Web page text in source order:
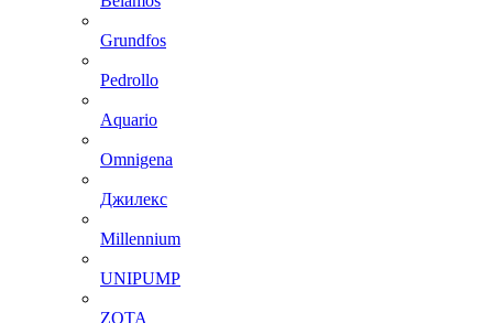
Grundfos
Pedrollo
Aquario
Omnigena
Джилекс
Millennium
UNIPUMP
ZOTA